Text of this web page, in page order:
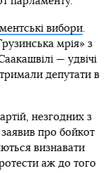
вибори.
мрія» з
— удвічі
депутати в
незгодних з
про бойкот
визнавати
аж до того